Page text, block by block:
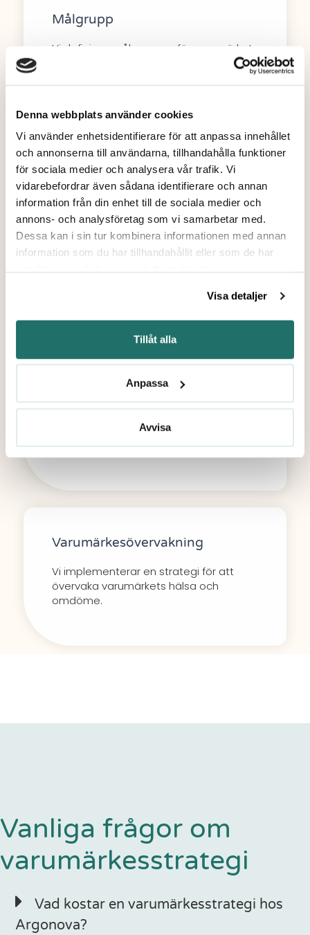
Denna webbplats använder cookies
Vi använder enhetsidentifierare för att anpassa innehållet
och annonserna till användarna, tillhandahålla funktioner
för sociala medier och analysera vår trafik. Vi
vidarebefordrar även sådana identifierare och annan
information från din enhet till de sociala medier och
annons- och analysföretag som vi samarbetar med.
Dessa kan i sin tur kombinera informationen med annan
information som du har tillhandahållit eller som de har
Visa detaljer
Tillåt alla
Anpassa
Avvisa
Målgrupp
Vi definiera målgruppen för varumärket
och sätter oss in för att förstå deras
Kommunikationsstrategi
Vi utvecklar en strategi för hur
varumärket ska kommuniceras till
målgruppen genom olika kanaler,
annan marknadsföring.
Utveckla ett löfte som beskriver
kunderna kan förvänta sig när de
interagerar med varumärket.
Varumärkesövervakning
Vi implementerar en strategi för att
övervaka varumärkets hälsa och
omdöme.
Vanliga frågor om
varumärkesstrategi
Vad kostar en varumärkesstrategi hos
Argonova?